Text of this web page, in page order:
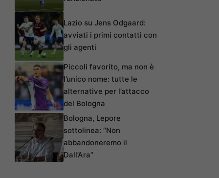
Lazio su Jens Odgaard:
avviati i primi contatti con
gli agenti
Piccoli favorito, ma non è
l’unico nome: tutte le
alternative per l’attacco
del Bologna
Bologna, Lepore
sottolinea: “Non
abbandoneremo il
Dall’Ara”